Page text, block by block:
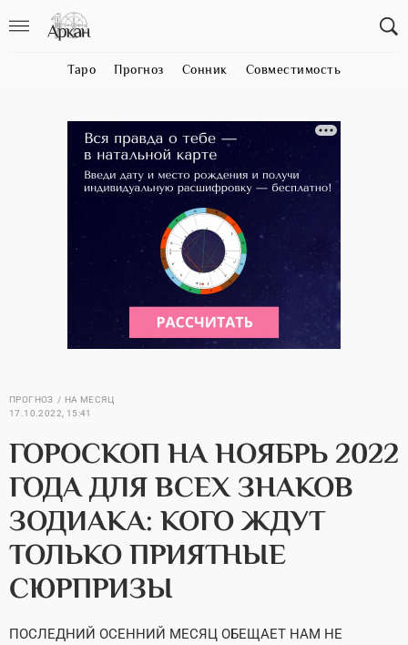
Таро Прогноз Сонник Совместимость
ПРОГНОЗ
НА МЕСЯЦ
17.10.2022, 15:41
ГОРОСКОП НА НОЯБРЬ 2022
ГОДА ДЛЯ ВСЕХ ЗНАКОВ
ЗОДИАКА: КОГО ЖДУТ
ТОЛЬКО ПРИЯТНЫЕ
СЮРПРИЗЫ
ПОСЛЕДНИЙ ОСЕННИЙ МЕСЯЦ ОБЕЩАЕТ НАМ НЕ